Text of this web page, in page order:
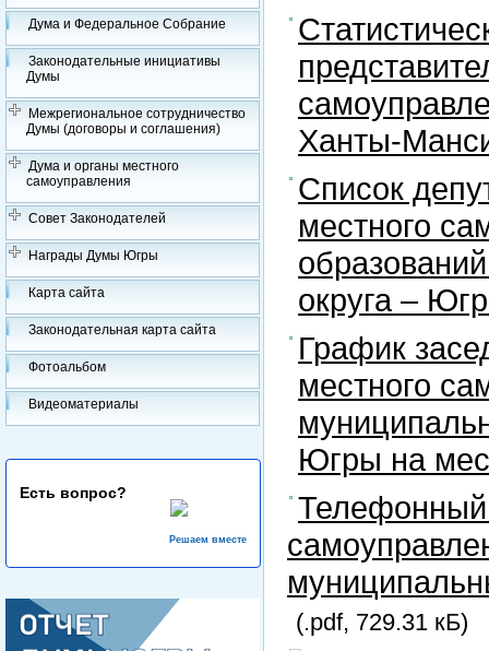
Дума и Федеральное Собрание
Законодательные инициативы
Думы
Межрегиональное сотрудничество
Думы (договоры и соглашения)
Дума и органы местного
самоуправления
Совет Законодателей
Награды Думы Югры
Карта сайта
Законодательная карта сайта
Фотоальбом
Видеоматериалы
Есть вопрос?
Решаем вместе
Ханты-
Список
местного
округа –
График
местного
Югры на
Телефонный
(.pdf, 729.31 кБ)